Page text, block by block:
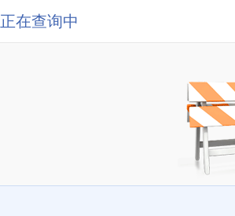
正在查询中